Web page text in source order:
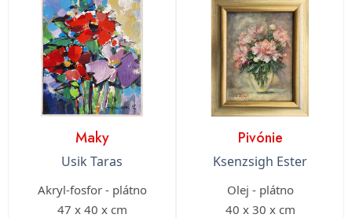
Maky
Usik Taras
Akryl-fosfor - plátno
47 x 40 x cm
Pivónie
Ksenzsigh Ester
Olej - plátno
40 x 30 x cm